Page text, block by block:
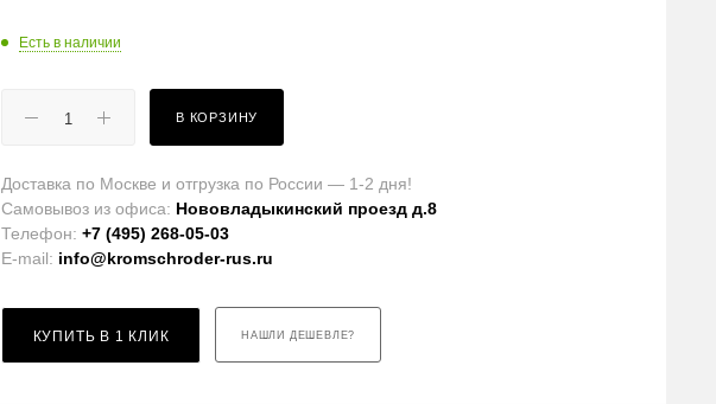
Есть в наличии
В КОРЗИНУ
Доставка по Москве и отгрузка по России — 1-2 дня!
Самовывоз из офиса: Нововладыкинский проезд д.8
Телефон:+7 (495) 268-05-03
E-mail: info@kromschroder-rus.ru
КУПИТЬ В 1 КЛИК НАШЛИ ДЕШЕВЛЕ?